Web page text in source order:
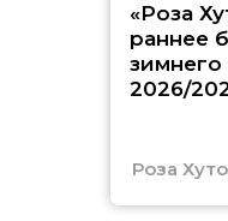
«Роза
раннее
зимнего
2026/
Роза